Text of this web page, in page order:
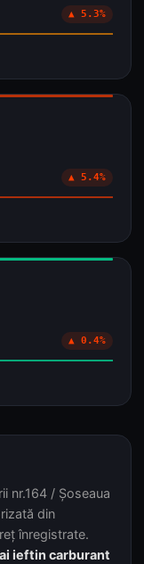
▲ 5.3%
▲ 5.4%
▲ 0.4%
nr.164 / Șoseaua
din
înregistrate.
ieftin carburant